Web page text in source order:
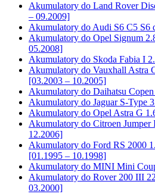
Akumulatory do Land Rover
– 09.2009]
Akumulatory do Audi S6 C5 S6
Akumulatory do Opel Signum
05.2008]
Akumulatory do Skoda Fabia I
Akumulatory do Vauxhall Astra
[03.2003 – 10.2005]
Akumulatory do Daihatsu
Akumulatory do Jaguar S-Type
Akumulatory do Opel Astra G
Akumulatory do Citroen
12.2006]
Akumulatory do Ford RS 2000
[01.1995 – 10.1998]
Akumulatory do MINI Mini
Akumulatory do Rover 200 III
03.2000]